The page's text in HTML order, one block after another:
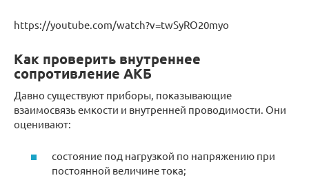
https://youtube.com/watch?v=twSyRO20myo
Как проверить внутреннее
сопротивление АКБ
Давно существуют приборы, показывающие
взаимосвязь емкости и внутренней проводимости. Они
оценивают:
состояние под нагрузкой по напряжению при
постоянной величине тока;